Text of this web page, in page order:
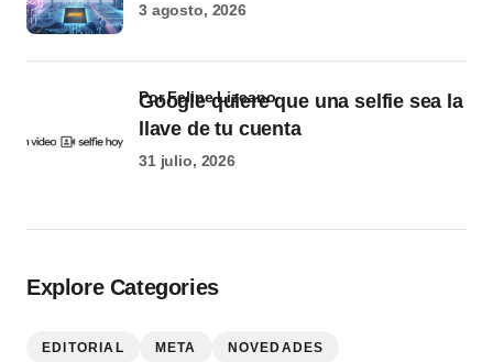
3 agosto, 2026
Google quiere que una selfie sea la
llave de tu cuenta
por Felipe Lizcano
31 julio, 2026
Explore Categories
EDITORIAL META NOVEDADES